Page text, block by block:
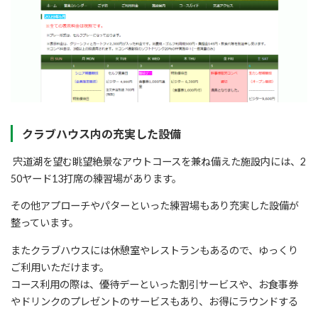
クラブハウス内の充実した設備
宍道湖を望む眺望絶景なアウトコースを兼ね備えた施設内には、2
50ヤード13打席の練習場があります。
その他アプローチやパターといった練習場もあり充実した設備が
整っています。
またクラブハウスには休憩室やレストランもあるので、ゆっくり
ご利用いただけます。
コース利用の際は、優待デーといった割引サービスや、お食事券
やドリンクのプレゼントのサービスもあり、お得にラウンドする